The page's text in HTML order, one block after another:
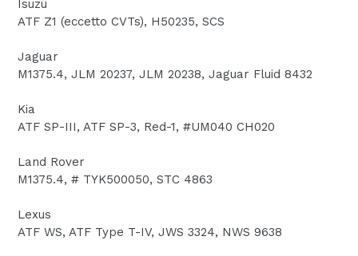
Isuzu
ATF Z1 (eccetto CVTs), H50235, SCS
Jaguar
M1375.4, JLM 20237, JLM 20238, Jaguar Fluid 8432
Kia
ATF SP-III, ATF SP-3, Red-1, #UM040 CH020
Land Rover
M1375.4, # TYK500050, STC 4863
Lexus
ATF WS, ATF Type T-IV, JWS 3324, NWS 9638